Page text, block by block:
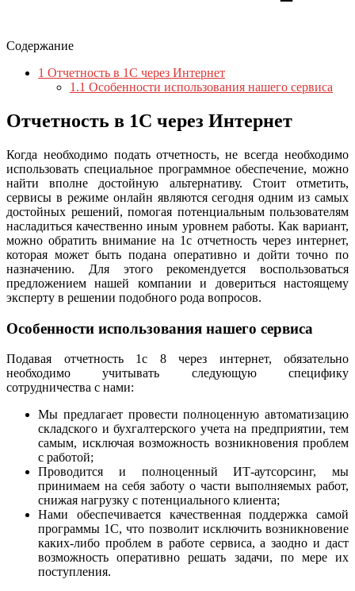
Содержание
1 Отчетность в 1С через Интернет
1.1 Особенности использования нашего сервиса
Отчетность в 1С через Интернет
Когда необходимо подать отчетность, не всегда необходимо
использовать специальное программное обеспечение, можно
найти вполне достойную альтернативу. Стоит отметить,
сервисы в режиме онлайн являются сегодня одним из самых
достойных решений, помогая потенциальным пользователям
насладиться качественно иным уровнем работы. Как вариант,
можно обратить внимание на 1с отчетность через интернет,
которая может быть подана оперативно и дойти точно по
назначению. Для этого рекомендуется воспользоваться
предложением нашей компании и довериться настоящему
эксперту в решении подобного рода вопросов.
Особенности использования нашего сервиса
Подавая отчетность 1с 8 через интернет, обязательно
необходимо учитывать следующую специфику
сотрудничества с нами:
Мы предлагает провести полноценную автоматизацию
складского и бухгалтерского учета на предприятии, тем
самым, исключая возможность возникновения проблем
с работой;
Проводится и полноценный ИТ-аутсорсинг, мы
принимаем на себя заботу о части выполняемых работ,
снижая нагрузку с потенциального клиента;
Нами обеспечивается качественная поддержка самой
программы 1С, что позволит исключить возникновение
каких-либо проблем в работе сервиса, а заодно и даст
возможность оперативно решать задачи, по мере их
поступления.